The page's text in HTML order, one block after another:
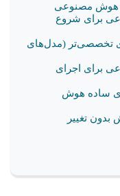
هوش مصنوعی
برای شروع
تخصصی‌تر (مدل‌های
برای اجرای
ساده هوش
تغییر